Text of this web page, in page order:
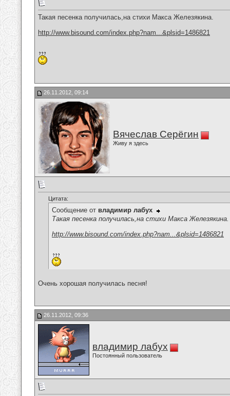
Такая песенка получилась,на стихи Макса Железякина.
http://www.bisound.com/index.php?nam...&plsid=1486821
26.11.2012, 09:14
Вячеслав Серёгин
Живу я здесь
Цитата:
Сообщение от владимир лабух
Такая песенка получилась,на стихи Макса Железякина.
http://www.bisound.com/index.php?nam...&plsid=1486821
Очень хорошая получилась песня!
26.11.2012, 09:36
владимир лабух
Постоянный пользователь